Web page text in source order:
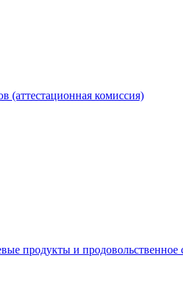
(аттестационная комиссия)
продукты и продовольственное